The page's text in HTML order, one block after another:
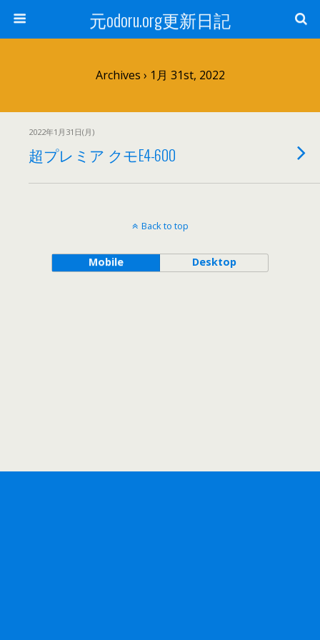
元odoru.org更新日記
Archives › 1月 31st, 2022
2022年1月31日(月)
超プレミア クモE4-600
Back to top
Mobile Desktop